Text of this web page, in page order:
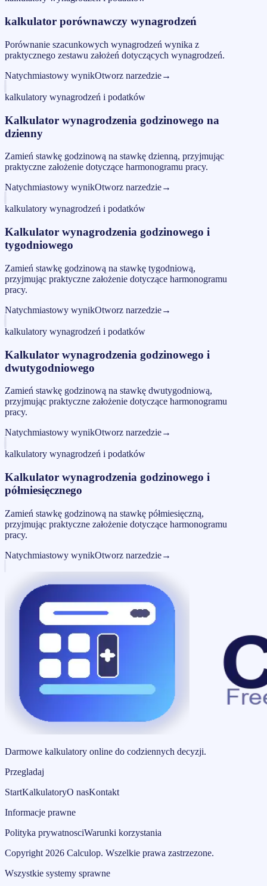
kalkulator porównawczy wynagrodzeń
Porównanie szacunkowych wynagrodzeń wynika z
praktycznego zestawu założeń dotyczących wynagrodzeń.
Natychmiastowy wynikOtworz narzedzie→
kalkulatory wynagrodzeń i podatków
Kalkulator wynagrodzenia godzinowego na
dzienny
Zamień stawkę godzinową na stawkę dzienną, przyjmując
praktyczne założenie dotyczące harmonogramu pracy.
Natychmiastowy wynikOtworz narzedzie→
kalkulatory wynagrodzeń i podatków
Kalkulator wynagrodzenia godzinowego i
tygodniowego
Zamień stawkę godzinową na stawkę tygodniową,
przyjmując praktyczne założenie dotyczące harmonogramu
pracy.
Natychmiastowy wynikOtworz narzedzie→
kalkulatory wynagrodzeń i podatków
Kalkulator wynagrodzenia godzinowego i
dwutygodniowego
Zamień stawkę godzinową na stawkę dwutygodniową,
przyjmując praktyczne założenie dotyczące harmonogramu
pracy.
Natychmiastowy wynikOtworz narzedzie→
kalkulatory wynagrodzeń i podatków
Kalkulator wynagrodzenia godzinowego i
półmiesięcznego
Zamień stawkę godzinową na stawkę półmiesięczną,
przyjmując praktyczne założenie dotyczące harmonogramu
pracy.
Natychmiastowy wynikOtworz narzedzie→
Darmowe kalkulatory online do codziennych decyzji.
Przegladaj
StartKalkulatoryO nasKontakt
Informacje prawne
Polityka prywatnosciWarunki korzystania
Copyright 2026 Calculop. Wszelkie prawa zastrzezone.
Wszystkie systemy sprawne